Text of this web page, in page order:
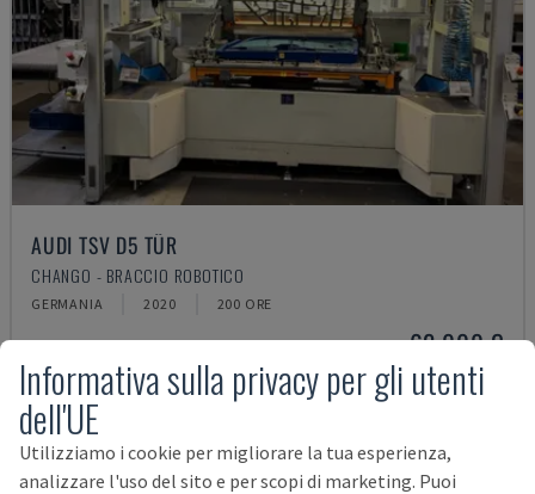
AUDI TSV D5 TÜR
CHANGO - BRACCIO ROBOTICO
GERMANIA 2020 200 ORE
62.000 €
Informativa sulla privacy per gli utenti
dell'UE
Utilizziamo i cookie per migliorare la tua esperienza,
analizzare l'uso del sito e per scopi di marketing. Puoi